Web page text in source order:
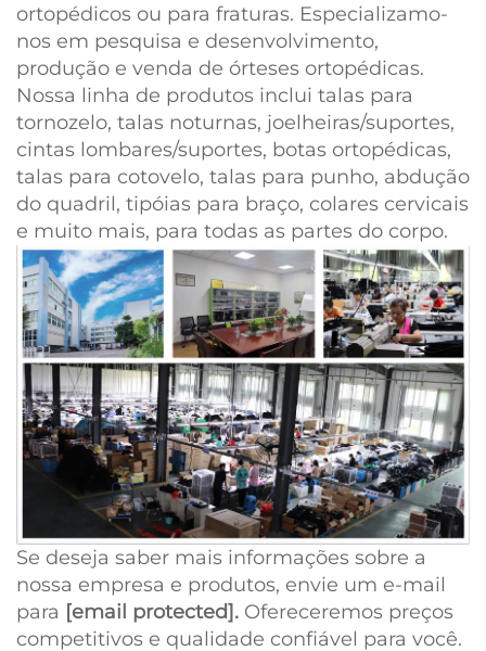
ortopédicos ou para fraturas. Especializamo-
nos em pesquisa e desenvolvimento,
produção e venda de órteses ortopédicas.
Nossa linha de produtos inclui talas para
tornozelo, talas noturnas, joelheiras/suportes,
cintas lombares/suportes, botas ortopédicas,
talas para cotovelo, talas para punho, abdução
do quadril, tipóias para braço, colares cervicais
e muito mais, para todas as partes do corpo.
Se deseja saber mais informações sobre a
nossa empresa e produtos, envie um e-mail
para [email protected]. Ofereceremos preços
competitivos e qualidade confiável para você.